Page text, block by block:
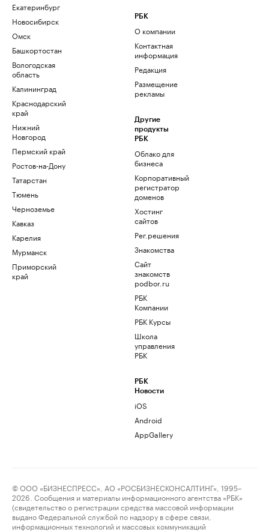
Екатеринбург
Новосибирск
Омск
Башкортостан
Вологодская
область
Калининград
Краснодарский
край
Нижний
Новгород
Пермский край
Ростов-на-Дону
Татарстан
Тюмень
Черноземье
Кавказ
Карелия
Мурманск
Приморский
край
РБК
О компании
Контактная
информация
Редакция
Размещение
рекламы
Другие
продукты
РБК
Облако для
бизнеса
Корпоративный
регистратор
доменов
Хостинг
сайтов
Рег.решения
Знакомства
Сайт
знакомств
podbor.ru
РБК
Компании
РБК Курсы
Школа
управления
РБК
РБК
Новости
iOS
Android
AppGallery
© ООО «БИЗНЕСПРЕСС», АО «РОСБИЗНЕСКОНСАЛТИНГ», 1995–
2026. Сообщения и материалы информационного агентства «РБК»
(свидетельство о регистрации средства массовой информации
выдано Федеральной службой по надзору в сфере связи,
информационных технологий и массовых коммуникаций